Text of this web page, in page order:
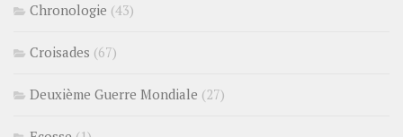
Chronologie (43)
Croisades (67)
Deuxième Guerre Mondiale (27)